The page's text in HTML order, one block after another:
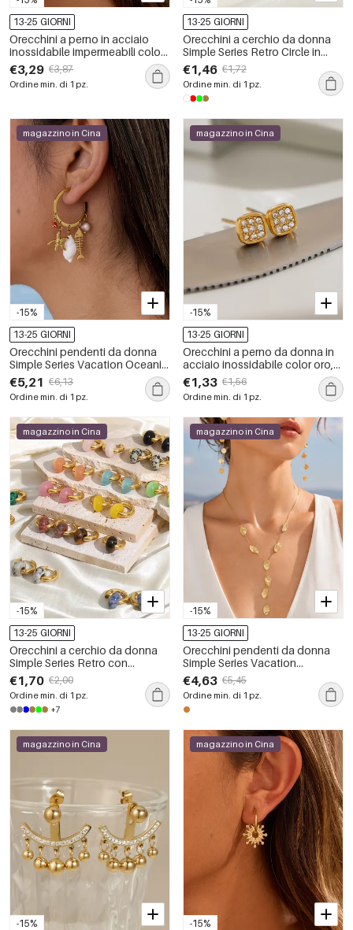
13-25 GIORNI
Orecchini a perno in acciaio
inossidabile impermeabili color
oro, serie romantica Daily Star
Starfish
€3,29 €3,87
Ordine min. di 1 pz.
13-25 GIORNI
Orecchini a cerchio da donna
Simple Series Retro Circle in
acciaio inossidabile
impermeabile color oro.
€1,46 €1,72
Ordine min. di 1 pz.
-15%
magazzino in Cina
13-25 GIORNI
Orecchini pendenti da donna
Simple Series Vacation Oceanic
Style Fish Starfish Coral in
acciaio inossidabile
impermeabile
€5,21 €6,13
Ordine min. di 1 pz.
-15%
magazzino in Cina
13-25 GIORNI
Orecchini a perno da donna in
acciaio inossidabile color oro,
impermeabili, dalla forma
geometrica e con zirconi.
€1,33 €1,56
Ordine min. di 1 pz.
-15%
magazzino in Cina
13-25 GIORNI
Orecchini a cerchio da donna
Simple Series Retro con
sfumatura di colore, in acciaio
inossidabile, impermeabili, color
oro e pietra naturale.
€1,70 €2,00
Ordine min. di 1 pz.
+7
-15%
magazzino in Cina
13-25 GIORNI
Orecchini pendenti da donna
Simple Series Vacation
Patchwork Leaf in acciaio
inossidabile, impermeabili,
colore oro.
€4,63 €5,45
Ordine min. di 1 pz.
-15%
magazzino in Cina
-15%
magazzino in Cina